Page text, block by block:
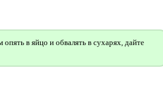
в яйцо и обвалять в сухарях, дайте